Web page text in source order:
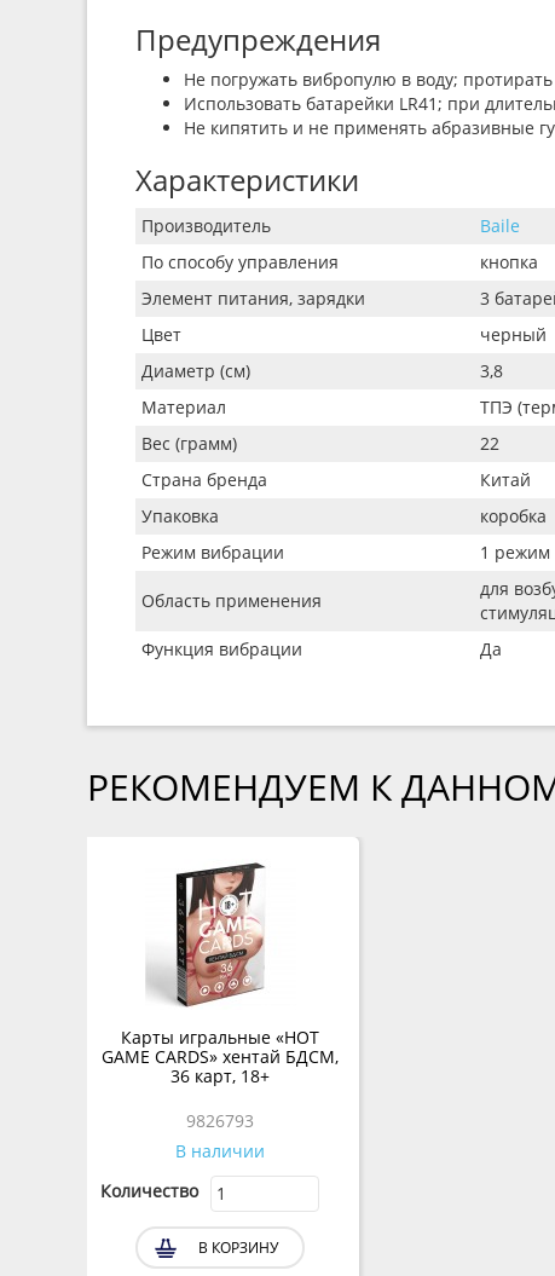
Предупреждения
Не погружать вибропулю в воду;
Использовать батарейки LR41; при
Не кипятить и не применять абразивные
Характеристики
Производитель
Baile
По способу управления
кнопка
Элемент питания, зарядки
3
Цвет
черный
Диаметр (см)
3,8
Материал
ТПЭ
Вес (грамм)
22
Страна бренда
Китай
Упаковка
коробка
Режим вибрации
1 режим
Область применения
для
Функция вибрации
Да
РЕКОМЕНДУЕМ К
Карты игральные «HOT
GAME CARDS» хентай БДСМ,
36 карт, 18+
9826793
В наличии
Количество
В КОРЗИНУ